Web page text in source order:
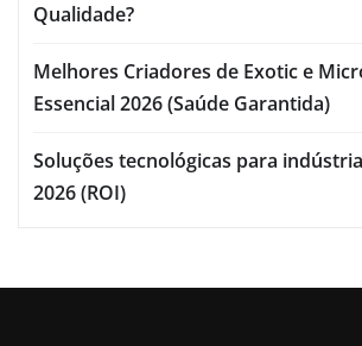
Qualidade?
Melhores Criadores de Exotic e
Essencial 2026 (Saúde Garantida)
Soluções tecnológicas para
2026 (ROI)